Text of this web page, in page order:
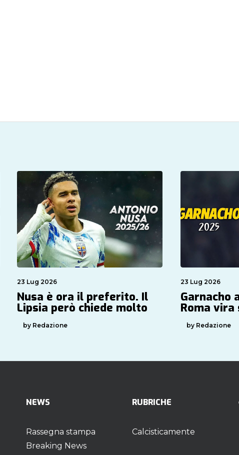
23 Lug 2026
Nusa è ora il preferito. Il
Lipsia però chiede molto
by Redazione
23 Lug 2026
Garnacho
Roma
by Redazione
NEWS
Rassegna stampa
Breaking News
RUBRICHE
Calcisticamente